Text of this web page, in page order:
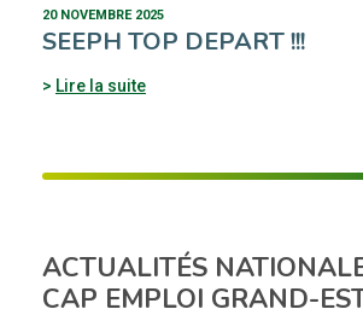
20 NOVEMBRE 2025
SEEPH TOP DEPART !!!
Lire la suite
ACTUALITÉS
CAP EMPLOI GRAND-